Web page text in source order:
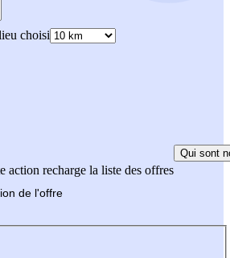
choisi
action recharge la liste des offres
Qui sont
de l'offre